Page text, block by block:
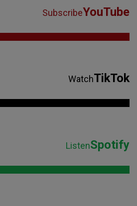
SubscribeYouTube
WatchTikTok
ListenSpotify